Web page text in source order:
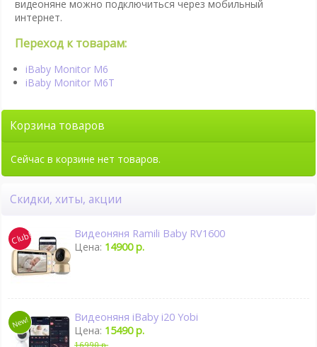
видеоняне можно подключиться через мобильный
интернет.
Переход к товарам:
iBaby Monitor M6
iBaby Monitor M6T
Корзина товаров
Сейчас в корзине нет товаров.
Скидки, хиты, акции
Видеоняня Ramili Baby RV1600
Цена: 14900 р.
Видеоняня iBaby i20 Yobi
Цена: 15490 р.
16990 р.